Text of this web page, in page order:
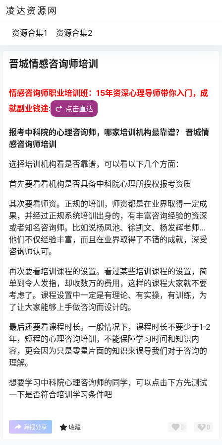
凌达资源网
资源合集1 资源合集2
晋城情感咨询师培训
情感咨询师职业培训班：15年资深心理导师带你入门，成
就副业钱途: 点击直达
报考中科院的心理咨询师，哪家培训机构最靠谱？ 晋城情
感咨询师培训
选择培训机构看是否靠谱，可以看以下几个方面：
首先要看看机构是否具备中科院心理所授权报考资质
其次要看师资。正规的培训，师资都是在业界取得一定成
果，并经过正规系统培训出身的，有丰富咨询经验的资深
或者知名咨询师。比如说杨凤池、徐凯文、杨发辉老师…
他们不仅经验丰富，而且在业界取得了不错的成就，深受
咨询师认可。
再次要看培训课程的设置。看过某些培训课程的设置，简
单到令人发指，却收数万的费用，这样的课程大家就不要
考虑了。课程设置中一定是有理论、有实操，有训练，为
了让大家能够上手做咨询而设计的。
最后还要看课程时长。一般情况下，课程时长不要少于1-2
年，短程的心理咨询培训，不能保障学习时间和知识内
容，更会因为只是零星片面的知识来误导我们对于咨询的
理解。
想要学习中科院心理咨询师的同学，可以点击下方先测试
一下是否符合培训学习条件吧
海报分享 收藏 0 0